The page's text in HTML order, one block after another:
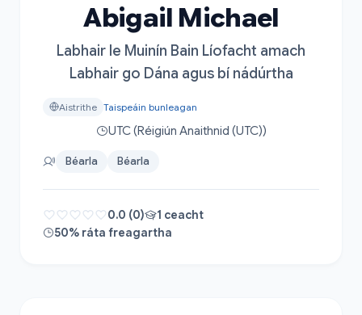
Abigail Michael
Labhair le Muinín Bain Líofacht amach
Labhair go Dána agus bí nádúrtha
Aistrithe Taispeáin bunleagan
UTC (Réigiún Anaithnid (UTC))
Béarla Béarla
0.0 (0)
1 ceacht
50% ráta freagartha